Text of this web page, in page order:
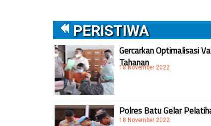
PERISTIWA
Gercarkan Optimalisasi
Tahanan
18 November 2022
Polres Batu Gelar
18 November 2022